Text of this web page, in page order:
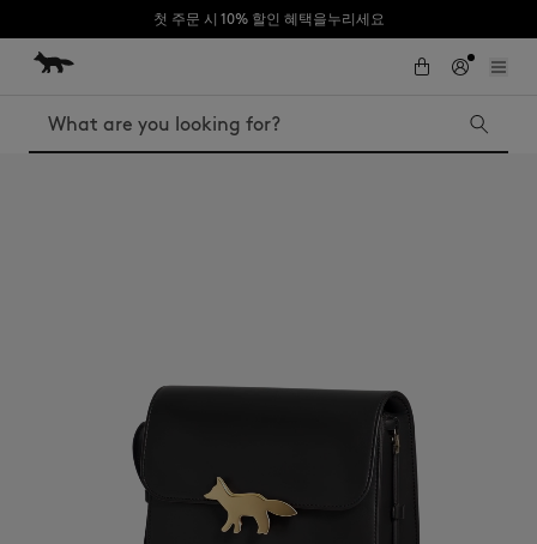
첫 주문 시 10% 할인 혜택을누리세요
Skip to Content
Skip to Footer
Search